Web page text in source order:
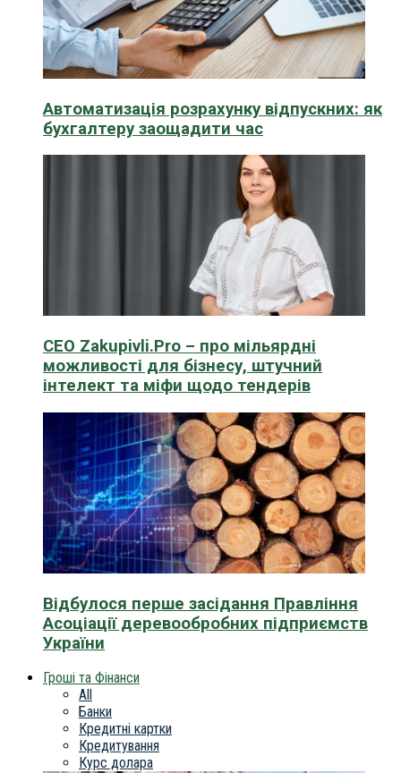
Автоматизація розрахунку відпускних: як
бухгалтеру заощадити час
CEO Zakupivli.Pro – про мільярдні
можливості для бізнесу, штучний
інтелект та міфи щодо тендерів
Відбулося перше засідання Правління
Асоціації деревообробних підприємств
України
Гроші та Фінанси
All
Банки
Кредитні картки
Кредитування
Курс долара